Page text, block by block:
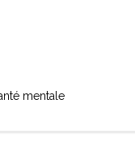
mentale